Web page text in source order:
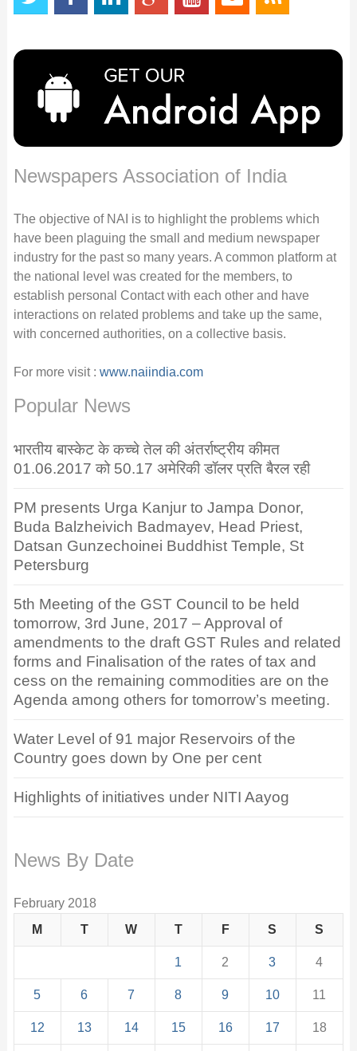
Newspapers Association of India
The objective of NAI is to highlight the problems which
have been plaguing the small and medium newspaper
industry for the past so many years. A common platform at
the national level was created for the members, to
establish personal Contact with each other and have
interactions on related problems and take up the same,
with concerned authorities, on a collective basis.
For more visit : www.naiindia.com
Popular News
भारतीय बास्केट के कच्चे तेल की अंतर्राष्ट्रीय कीमत
01.06.2017 को 50.17 अमेरिकी डॉलर प्रति बैरल रही
PM presents Urga Kanjur to Jampa Donor,
Buda Balzheivich Badmayev, Head Priest,
Datsan Gunzechoinei Buddhist Temple, St
Petersburg
5th Meeting of the GST Council to be held
tomorrow, 3rd June, 2017 – Approval of
amendments to the draft GST Rules and related
forms and Finalisation of the rates of tax and
cess on the remaining commodities are on the
Agenda among others for tomorrow’s meeting.
Water Level of 91 major Reservoirs of the
Country goes down by One per cent
Highlights of initiatives under NITI Aayog
News By Date
February 2018
M
T W T F S S
1 2 3 4
5 6 7 8 9 10 11
12 13 14 15 16 17 18